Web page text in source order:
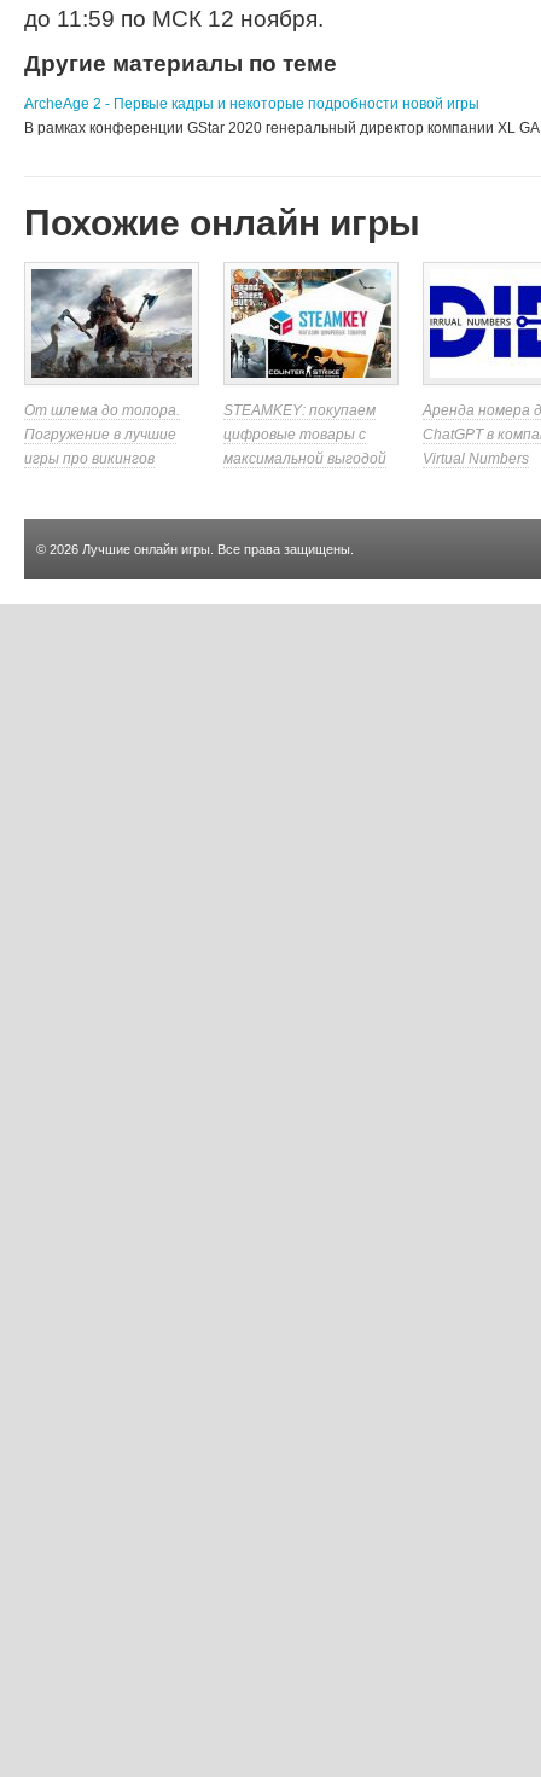
до 11:59 по МСК 12 ноября.
Другие материалы по теме
ArcheAge 2 - Первые кадры и некоторые подробности новой игры
В рамках конференции GStar 2020 генеральный директор компании XL
Похожие онлайн игры
От шлема до топора.
Погружение в лучшие
игры про викингов
STEAMKEY: покупаем
цифровые товары с
максимальной выгодой
Аренда номера
ChatGPT в
Virtual Numbers
© 2026 Лучшие онлайн игры . Все права защищены.